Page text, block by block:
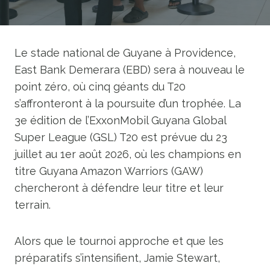
Le stade national de Guyane à Providence,
East Bank Demerara (EBD) sera à nouveau le
point zéro, où cinq géants du T20
s’affronteront à la poursuite d’un trophée. La
3e édition de l’ExxonMobil Guyana Global
Super League (GSL) T20 est prévue du 23
juillet au 1er août 2026, où les champions en
titre Guyana Amazon Warriors (GAW)
chercheront à défendre leur titre et leur
terrain.
Alors que le tournoi approche et que les
préparatifs s’intensifient, Jamie Stewart,